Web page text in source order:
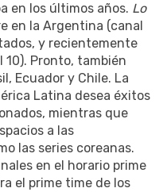
en los últimos años. Lo
en la Argentina (canal
y recientemente
Pronto, también
Ecuador y Chile. La
Latina desea éxitos
mientras que
a las
las series coreanas.
en el horario prime
el prime time de los